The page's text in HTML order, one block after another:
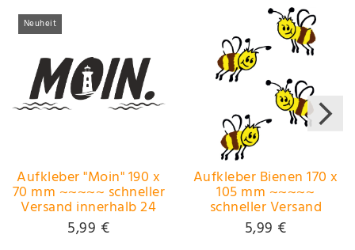
Neuheit
Aufkleber "Moin" 190 x
70 mm ~~~~~ schneller
Versand innerhalb 24
Stunden ~~~~~
5,99 €
Aufkleber Bienen 170 x
105 mm ~~~~~
schneller Versand
innerhalb 24 Stunden
~~~~~
5,99 €